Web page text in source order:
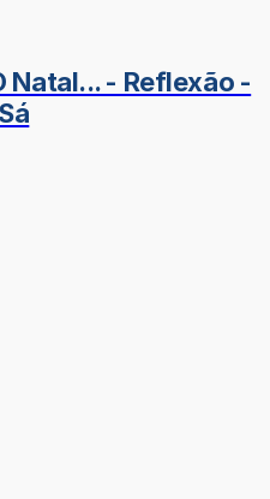
Natal... - Reflexão -